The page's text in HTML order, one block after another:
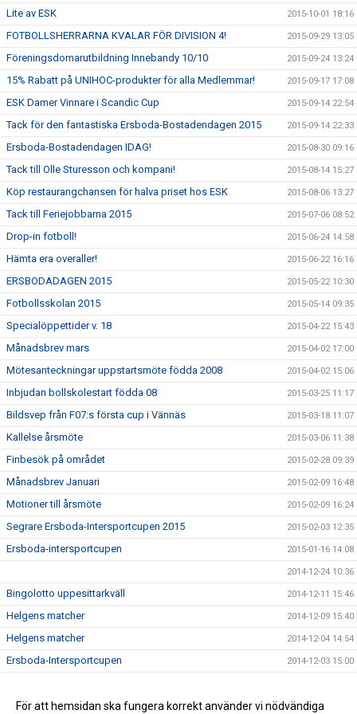
Lite av ESK 2015-10-01 18:16
FOTBOLLSHERRARNA KVALAR FÖR DIVISION 4! 2015-09-29 13:05
Föreningsdomarutbildning Innebandy 10/10 2015-09-24 13:24
15% Rabatt på UNIHOC-produkter för alla Medlemmar! 2015-09-17 17:08
ESK Damer Vinnare i Scandic Cup 2015-09-14 22:54
Tack för den fantastiska Ersboda-Bostadendagen 2015 2015-09-14 22:33
Ersboda-Bostadendagen IDAG! 2015-08-30 09:16
Tack till Olle Sturesson och kompani! 2015-08-14 15:27
Köp restaurangchansen för halva priset hos ESK 2015-08-06 13:27
Tack till Feriejobbarna 2015 2015-07-06 08:52
Drop-in fotboll! 2015-06-24 14:58
Hämta era overaller! 2015-06-22 16:16
ERSBODADAGEN 2015 2015-05-22 10:30
Fotbollsskolan 2015 2015-05-14 09:35
Specialöppettider v. 18 2015-04-22 15:43
Månadsbrev mars 2015-04-02 17:00
Mötesanteckningar uppstartsmöte födda 2008 2015-04-02 15:06
Inbjudan bollskolestart födda 08 2015-03-25 11:17
Bildsvep från F07:s första cup i Vännäs 2015-03-18 11:07
Kallelse årsmöte 2015-03-06 11:38
Finbesök på området 2015-02-28 09:39
Månadsbrev Januari 2015-02-09 16:48
Motioner till årsmöte 2015-02-09 16:24
Segrare Ersboda-Intersportcupen 2015 2015-02-03 12:35
Ersboda-intersportcupen 2015-01-16 14:08
2014-12-24 10:36
Bingolotto uppesittarkväll 2014-12-11 15:46
Helgens matcher 2014-12-09 15:40
Helgens matcher 2014-12-04 14:54
Ersboda-Intersportcupen 2014-12-03 15:00
Inbjudan Change the game 2014-09-18 14:44
För att hemsidan ska fungera korrekt använder vi nödvändiga